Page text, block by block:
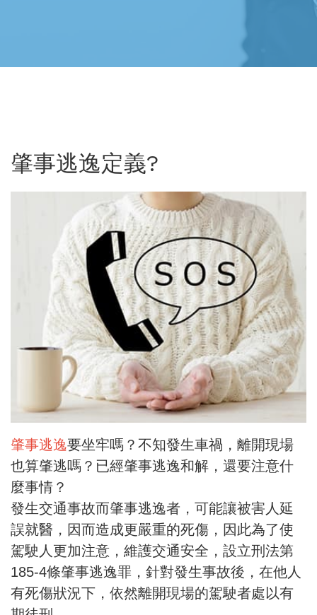
肇事逃逸定義?
肇事逃逸要坐牢嗎？不知發生車禍，離開現場
也算肇逃嗎？已經肇事逃逸和解，還要注意什
麼事情？
發生交通事故而肇事逃逸者，可能讓被害人延
誤就醫，因而造成更嚴重的死傷，因此為了使
駕駛人更加注意，維護交通安全，設立刑法第
185-4條肇事逃逸罪，針對發生事故後，在他人
有死傷狀況下，依然離開現場的駕駛者處以有